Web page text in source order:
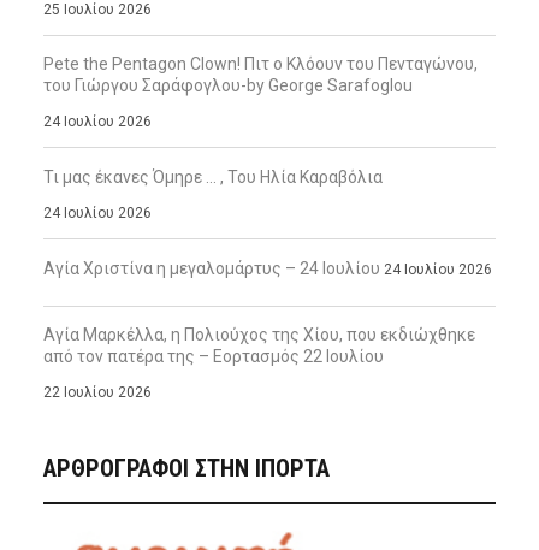
25 Ιουλίου 2026
Pete the Pentagon Clown! Πιτ ο Κλόουν του Πενταγώνου,
του Γιώργου Σαράφογλου-by George Sarafoglou
24 Ιουλίου 2026
Τι μας έκανες Όμηρε … , Του Ηλία Καραβόλια
24 Ιουλίου 2026
Αγία Χριστίνα η μεγαλομάρτυς – 24 Ιουλίου 24 Ιουλίου 2026
Αγία Μαρκέλλα, η Πολιούχος της Χίου, που εκδιώχθηκε
από τον πατέρα της – Εορτασμός 22 Ιουλίου
22 Ιουλίου 2026
ΑΡΘΡΟΓΡΑΦΟΙ ΣΤΗΝ IΠΟΡΤΑ